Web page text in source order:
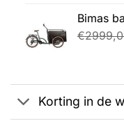
5.00
op 5
gebaseerd
op
Bimas
€
Korting in de